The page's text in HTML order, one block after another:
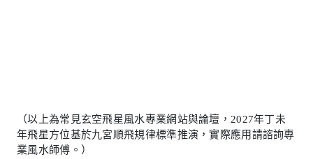
（以上為常見玄空飛星風水專業網站與論壇，2027年丁未
年飛星方位基於九宮順飛規律標準推演，實際應用請諮詢專
業風水師傅。）